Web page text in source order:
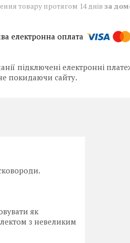
товару протягом 14 днів за
підключені електронні
покидаючи сайту.
як
з невеликим